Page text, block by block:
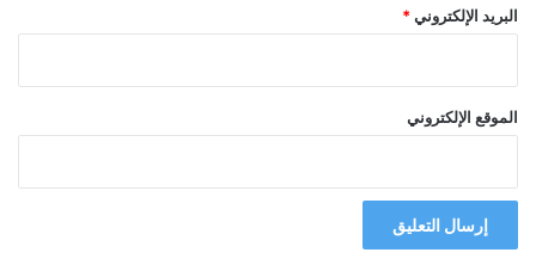
البريد الإلكتروني *
الموقع الإلكتروني